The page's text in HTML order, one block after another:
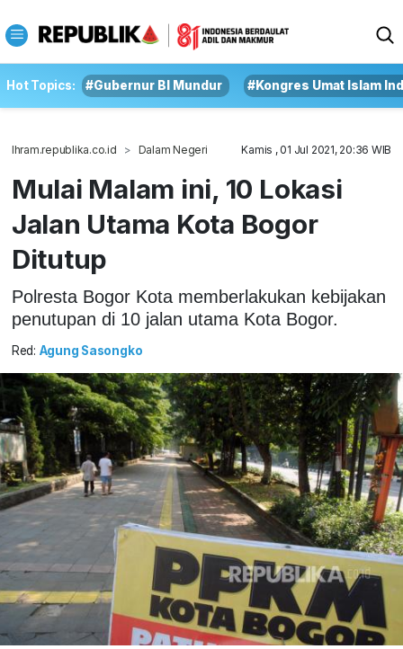
Hot Topics: #Gubernur BI Mundur #Kongres Umat Islam
Ihram.republika.co.id Dalam Negeri Kamis , 01 Jul 2021, 20:36 WIB
Mulai Malam ini, 10 Lokasi
Jalan Utama Kota Bogor
Ditutup
Polresta Bogor Kota memberlakukan kebijakan
penutupan di 10 jalan utama Kota Bogor.
Red: Agung Sasongko